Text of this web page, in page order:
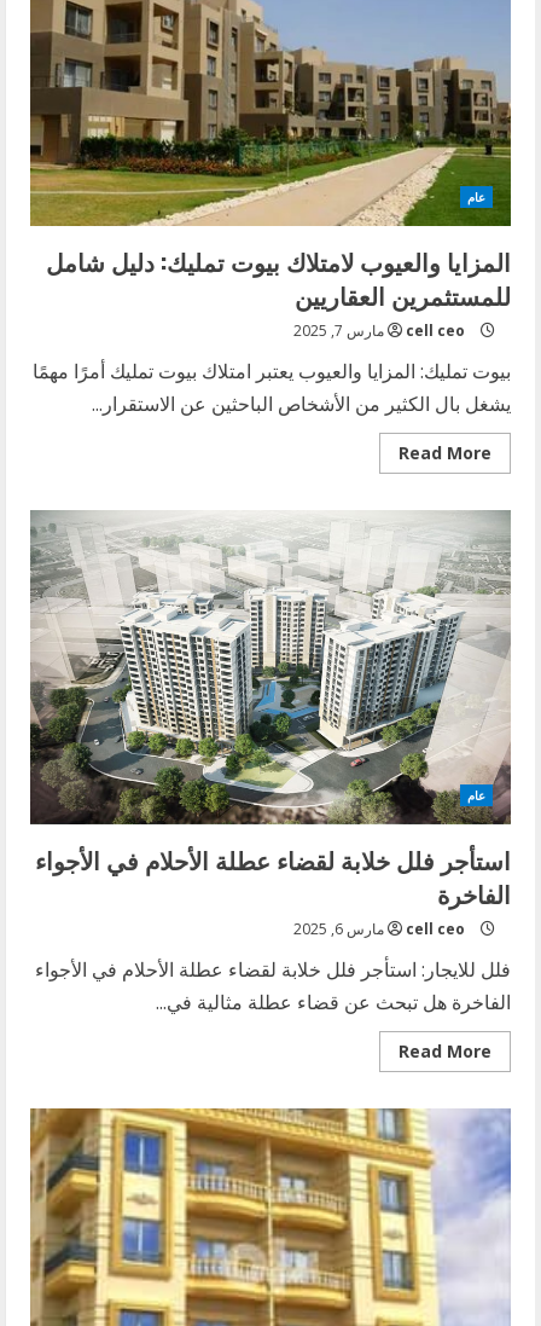
جديدة
عام
المزايا والعيوب لامتلاك بيوت تمليك: دليل شامل
للمستثمرين العقاريين
cell ceo مارس 7, 2025
بيوت تمليك: المزايا والعيوب يعتبر امتلاك بيوت تمليك أمرًا مهمًا
يشغل بال الكثير من الأشخاص الباحثين عن الاستقرار...
Read More
Read
more
والعيوب
لامتلاك
بيوت
تمليك:
دليل
شامل
للمستثمرين
العقاريين
عام
استأجر فلل خلابة لقضاء عطلة الأحلام في الأجواء
الفاخرة
cell ceo مارس 6, 2025
فلل للايجار: استأجر فلل خلابة لقضاء عطلة الأحلام في الأجواء
الفاخرة هل تبحث عن قضاء عطلة مثالية في...
Read More
Read
more
فلل
خلابة
لقضاء
عطلة
الأحلام
في
الأجواء
الفاخرة